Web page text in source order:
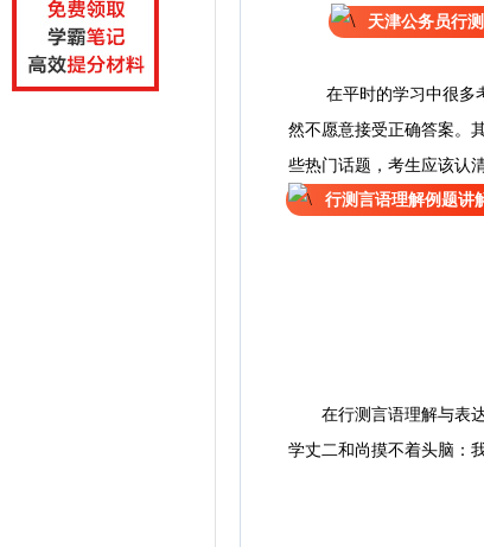
天津公务员行
在平时的学习中很多
然不愿意接受正确答案。
些热门话题，考生应该认
行测言语理解例题讲
在行测言语理解与表达
学丈二和尚摸不着头脑：